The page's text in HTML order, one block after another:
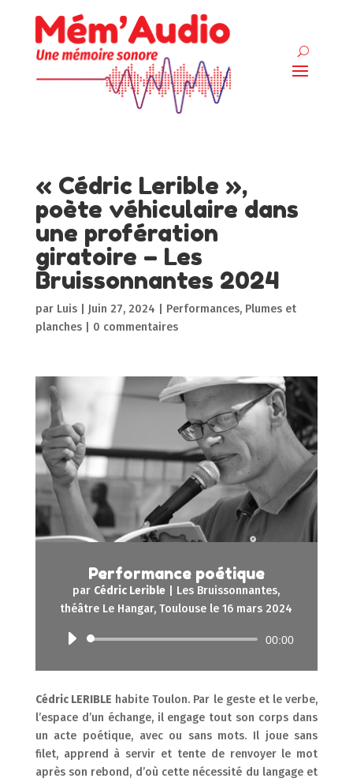
« Cédric Lerible »,
poète véhiculaire dans
une profération
giratoire – Les
Bruissonnantes 2024
par Luis| Juin 27, 2024 Performances, Plumes et
planches| 0 commentaires
Performance poétique
par Cédric Lerible
Les Bruissonnantes,
théâtre Le Hangar, Toulouse le 16 mars 2024
Lecteur
00:00
Cédric LERIBLE habite Toulon. Par le geste et le verbe,
l’espace d’un échange, il engage tout son corps dans
un acte poétique, avec ou sans mots. Il joue sans
filet, apprend à servir et tente de renvoyer le mot
après son rebond, d’où cette nécessité du langage et